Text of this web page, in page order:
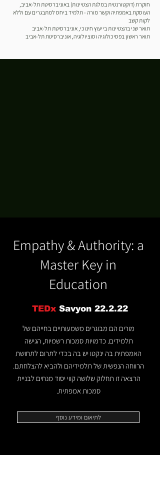
חוקרת (דוקטורנטית במלגת הצטיינות) באוניברסיטת תל-אביב,
העוסקת באמפתיה וקשר מורה - תלמיד ביחס למתבגרים עם וללא
לקות קשב
תואר שני בהצטיינות בייעוץ חינוכי, אוניברסיטת תל-אביב
תואר ראשון בפסיכולוגיה וסוציולוגיה, אוניברסיטת תל-אביב
Empathy & Authority: a
Master Key in
Education
מורים הם מבוגרים משמעותיים בחייהם של
תלמידים. כדמויות סמכות רשמיות, הגישה
האמפתית בה ינקטו יש בה בכדי לתרום לתחושת
הרווחה הנפשית של תלמידיהם ולהביא להצלחתם.
הרצאה זו תחלוק שלושה קווי יסוד מנחים לבניית
סמכות אמפתית.
לתיאום ומידע נוסף
TEDx Savyon 22.2.22